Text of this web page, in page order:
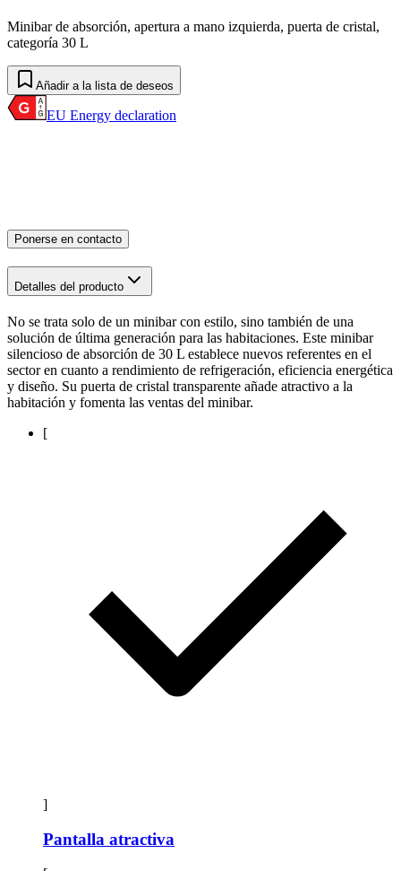
Minibar de absorción, apertura a mano izquierda, puerta de cristal,
categoría 30 L
Añadir a la lista de deseos
EU Energy declaration
Ponerse en contacto
Detalles del producto
No se trata solo de un minibar con estilo, sino también de una
solución de última generación para las habitaciones. Este minibar
silencioso de absorción de 30 L establece nuevos referentes en el
sector en cuanto a rendimiento de refrigeración, eficiencia energética
y diseño. Su puerta de cristal transparente añade atractivo a la
habitación y fomenta las ventas del minibar.
[
]
Pantalla atractiva